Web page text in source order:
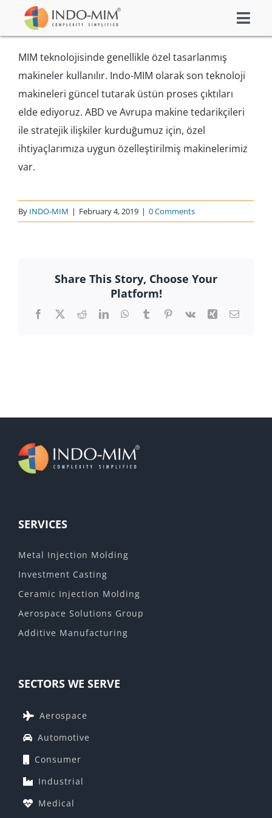
Sector We Serve
Investor
Careers
Get Instant Quote / Buy Online
MIM teknolojisinde genellikle özel tasarlanmış
makineler kullanılır. Indo-MIM olarak son teknoloji
makineleri güncel tutarak üstün proses çıktıları
elde ediyoruz. ABD ve Avrupa makine tedarikçileri
ile stratejik ilişkiler kurduğumuz için, özel
ihtiyaçlarımıza uygun özelleştirilmiş makinelerimiz
var.
By INDO-MIM | February 4, 2019 | 0 Comments
Share This Story, Choose Your
Platform!
Facebook
X RedditLinkedInWhatsApp
TumblrPinterest
Vk Xing Email
SERVICES
Metal Injection Molding
Investment Casting
Ceramic Injection Molding
Aerospace Solutions Group
Additive Manufacturing
SECTORS WE SERVE
Aerospace
Automotive
Consumer
Industrial
Medical